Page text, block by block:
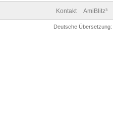
Kontakt AmiBlitz³
Deutsche Übersetzung: